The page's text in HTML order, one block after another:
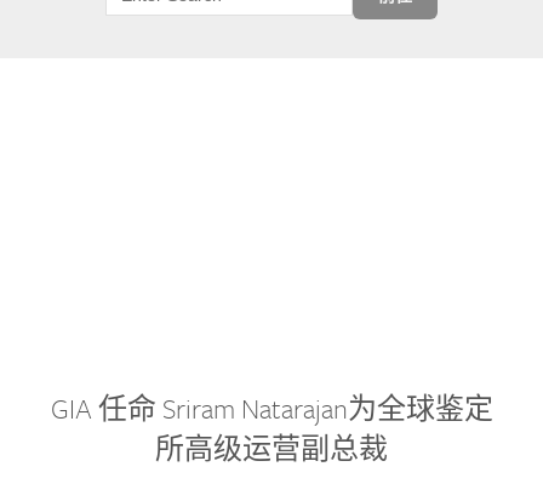
GIA 任命 Sriram Natarajan为全球鉴定
所高级运营副总裁